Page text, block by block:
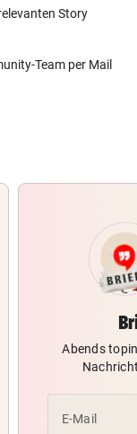
Story
Team per Mail
Abends
E-Mail